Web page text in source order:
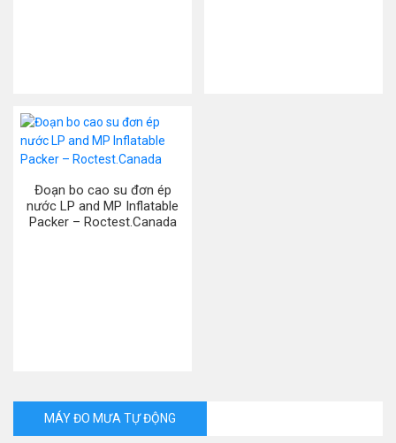
Đoạn bo cao su đơn ép
nước LP and MP Inflatable
Packer – Roctest.Canada
MÁY ĐO MƯA TỰ ĐỘNG